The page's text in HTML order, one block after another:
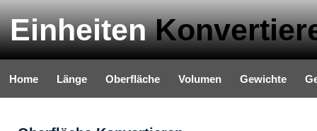
Einheiten
Home Länge Oberfläche Volumen Gewichte